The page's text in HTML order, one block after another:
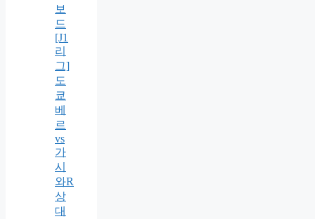
보
드
[J1
리
그]
도
쿄
베
르
vs
가
시
와R
상
대